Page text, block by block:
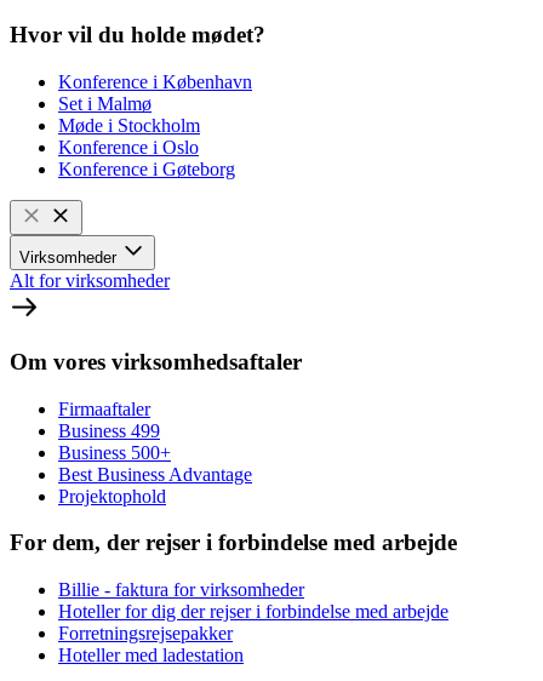
Hvor vil du holde mødet?
Konference i København
Set i Malmø
Møde i Stockholm
Konference i Oslo
Konference i Gøteborg
Virksomheder
Alt for virksomheder
Om vores virksomhedsaftaler
Firmaaftaler
Business 499
Business 500+
Best Business Advantage
Projektophold
For dem, der rejser i forbindelse med arbejde
Billie - faktura for virksomheder
Hoteller for dig der rejser i forbindelse med arbejde
Forretningsrejsepakker
Hoteller med ladestation